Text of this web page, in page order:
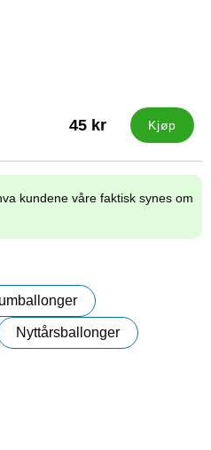
45 kr Kjøp
kundene våre faktisk synes om
Nyttårsballonger